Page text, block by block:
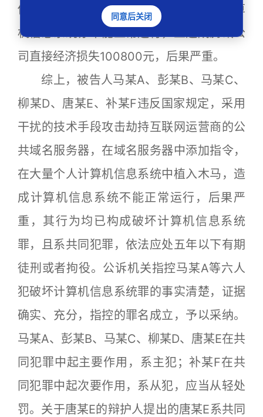
你网首页，由此造成腾讯公司迷你网的计算
机信息系统亦不能正常运行，且造成腾讯公
司直接经济损失100800元，后果严重。
综上，被告人马某A、彭某B、马某C、
柳某D、唐某E、补某F违反国家规定，采用
干扰的技术手段攻击劫持互联网运营商的公
共域名服务器，在域名服务器中添加指令，
在大量个人计算机信息系统中植入木马，造
成计算机信息系统不能正常运行，后果严
重，其行为均已构成破坏计算机信息系统
罪，且系共同犯罪，依法应处五年以下有期
徒刑或者拘役。公诉机关指控马某A等六人
犯破坏计算机信息系统罪的事实清楚，证据
确实、充分，指控的罪名成立，予以采纳。
马某A、彭某B、马某C、柳某D、唐某E在共
同犯罪中起主要作用，系主犯；补某F在共
同犯罪中起次要作用，系从犯，应当从轻处
罚。关于唐某E的辩护人提出的唐某E系共同
同意后关闭